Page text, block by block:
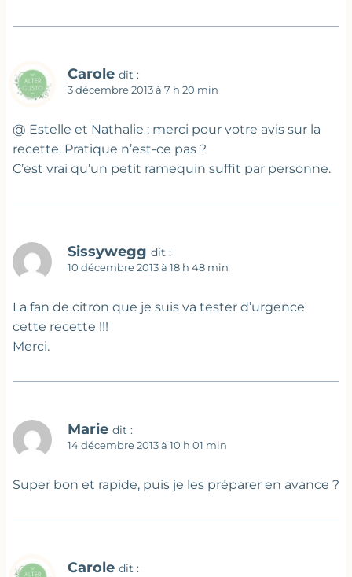
Carole dit :
3 décembre 2013 à 7 h 20 min
@ Estelle et Nathalie : merci pour votre avis sur la
recette. Pratique n’est-ce pas ?
C’est vrai qu’un petit ramequin suffit par personne.
Sissywegg dit :
10 décembre 2013 à 18 h 48 min
La fan de citron que je suis va tester d’urgence
cette recette !!!
Merci.
Marie dit :
14 décembre 2013 à 10 h 01 min
Super bon et rapide, puis je les préparer en avance ?
Carole dit :